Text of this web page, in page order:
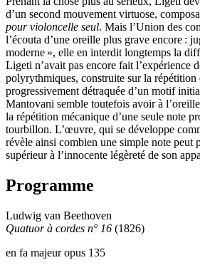
d’un second mouvement virtuose,
pour violoncelle seul. Mais l’Union des
l’écouta d’une oreille plus grave encore :
moderne », elle en interdit longtemps la
Ligeti n’avait pas encore fait l’expérience
polyrythmiques, construite sur la répétition
progressivement détraquée d’un motif
Mantovani semble toutefois avoir à
la répétition mécanique d’une seule note
tourbillon. L’œuvre, qui se développe
révèle ainsi combien une simple note peut
supérieur à l’innocente légèreté de son
Programme
Ludwig van Beethoven
Quatuor à cordes n° 16 (1826)
en fa majeur opus 135